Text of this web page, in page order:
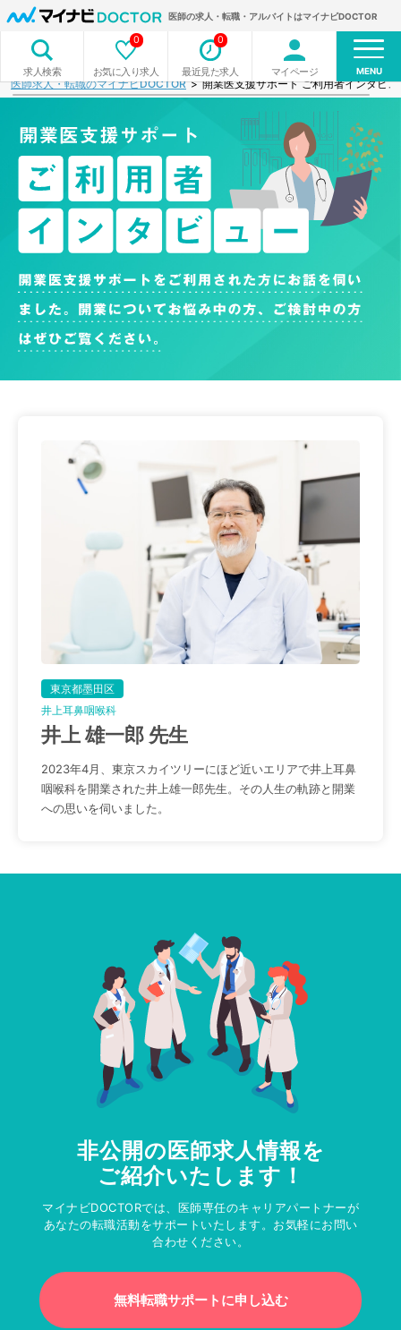
医師の求人・転職・アルバイトはマイナビDOCTOR
求人検索 お気に入り求人
0
最近見た求人
0
マイページ MENU
医師求人・転職のマイナビDOCTOR 開業医支援サポート ご利用者インタビュ
東京都墨田区
井上耳鼻咽喉科
井上 雄一郎 先生
2023年4月、東京スカイツリーにほど近いエリアで井上耳鼻
咽喉科を開業された井上雄一郎先生。その人生の軌跡と開業
への思いを伺いました。
非公開の医師求人情報を
ご紹介いたします！
マイナビDOCTORでは、医師専任のキャリアパートナーが
あなたの転職活動をサポートいたします。お気軽にお問い
合わせください。
無料転職サポートに申し込む